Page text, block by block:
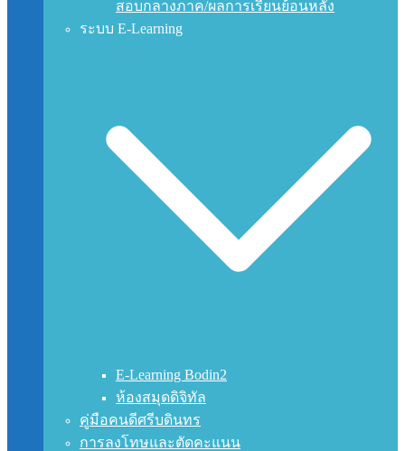
สอบกลางภาค/ผลการเรียนย้อนหลัง
ระบบ E-Learning
E-Learning Bodin2
ห้องสมุดดิจิทัล
คู่มือคนดีศรีบดินทร
การลงโทษและตัดคะแนน